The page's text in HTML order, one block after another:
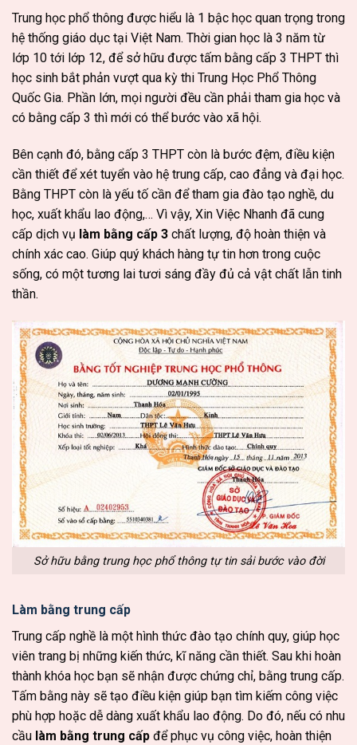
Trung học phổ thông được hiểu là 1 bậc học quan trọng trong
hệ thống giáo dục tại Việt Nam. Thời gian học là 3 năm từ
lớp 10 tới lớp 12, để sở hữu được tấm bằng cấp 3 THPT thì
học sinh bắt phản vượt qua kỳ thi Trung Học Phổ Thông
Quốc Gia. Phần lớn, mọi người đều cần phải tham gia học và
có bằng cấp 3 thì mới có thể bước vào xã hội.
Bên cạnh đó, bằng cấp 3 THPT còn là bước đệm, điều kiện
cần thiết để xét tuyển vào hệ trung cấp, cao đẳng và đại học.
Bằng THPT còn là yếu tố cần để tham gia đào tạo nghề, du
học, xuất khẩu lao động,… Vì vậy, Xin Việc Nhanh đã cung
cấp dịch vụ làm bằng cấp 3 chất lượng, độ hoàn thiện và
chính xác cao. Giúp quý khách hàng tự tin hơn trong cuộc
sống, có một tương lai tươi sáng đầy đủ cả vật chất lẫn tinh
thần.
Sở hữu bằng trung học phổ thông tự tin sải bước vào đời
Làm bằng trung cấp
Trung cấp nghề là một hình thức đào tạo chính quy, giúp học
viên trang bị những kiến thức, kĩ năng cần thiết. Sau khi hoàn
thành khóa học bạn sẽ nhận được chứng chỉ, bằng trung cấp.
Tấm bằng này sẽ tạo điều kiện giúp bạn tìm kiếm công việc
phù hợp hoặc dễ dàng xuất khẩu lao động. Do đó, nếu có nhu
cầu làm bằng trung cấp để phục vụ công việc, hoàn thiện